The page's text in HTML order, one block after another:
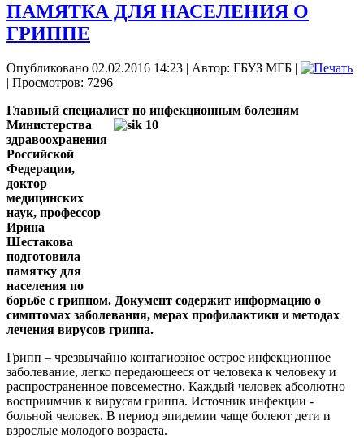
ПАМЯТКА ДЛЯ НАСЕЛЕНИЯ О
ГРИППЕ
Опубликовано 02.02.2016 14:23 | Автор: ГБУЗ МГБ |
| Просмотров: 7296
Главный специалист по инфекционным болезням
Министерства
здравоохранения
Российской
Федерации,
доктор
медицинских
наук, профессор
Ирина
Шестакова
подготовила
памятку для
населения по
борьбе с гриппом. Документ содержит информацию о
симптомах заболевания, мерах профилактики и методах
лечения вирусов гриппа.
Грипп – чрезвычайно контагиозное острое инфекционное
заболевание, легко передающееся от человека к человеку и
распространенное повсеместно. Каждый человек абсолютно
восприимчив к вирусам гриппа. Источник инфекции -
больной человек. В период эпидемии чаще болеют дети и
взрослые молодого возраста.